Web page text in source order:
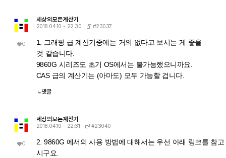
0
세상의모든계산기
2018.04.10 - 22:30 #23037
1. 그래핑 급 계산기중에는 거의 없다고 보시는 게 좋을
것 같습니다.
9860G 시리즈도 초기 OS에서는 불가능했으니까요.
CAS 급의 계산기는 (아마도) 모두 가능할 겁니다.
댓글
0
세상의모든계산기
2018.04.10 - 22:31 #23040
2. 9860G 에서의 사용 방법에 대해서는 우선 아래 링크를 참고
시구요.